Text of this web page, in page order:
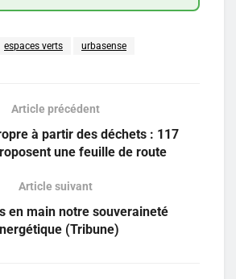
espaces verts urbasense
Article précédent
à partir des déchets : 117
une feuille de route
Article suivant
en main notre souveraineté
(Tribune)